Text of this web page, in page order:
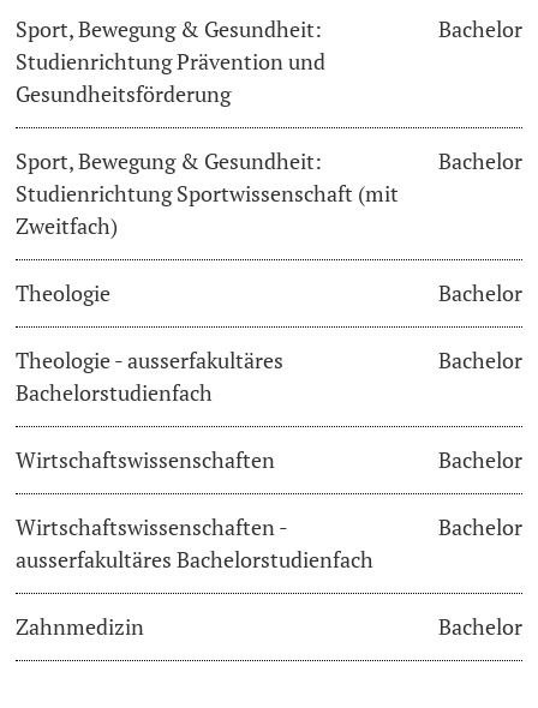
Sport, Bewegung & Gesundheit:
Studienrichtung Prävention und
Gesundheitsförderung
Bachelor
Sport, Bewegung & Gesundheit:
Studienrichtung Sportwissenschaft (mit
Zweitfach)
Bachelor
Theologie Bachelor
Theologie - ausserfakultäres
Bachelorstudienfach
Bachelor
Wirtschaftswissenschaften Bachelor
Wirtschaftswissenschaften -
ausserfakultäres Bachelorstudienfach
Bachelor
Zahnmedizin Bachelor